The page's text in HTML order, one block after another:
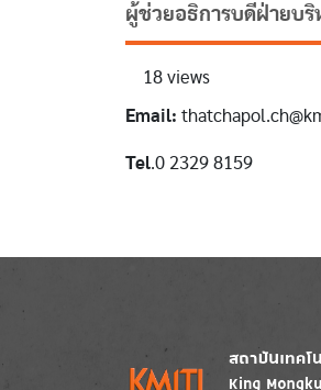
ผู้ช่วยอธิการบดีฝ่ายบ
18 views
Email:
Tel.0 2329 8159
Image Image